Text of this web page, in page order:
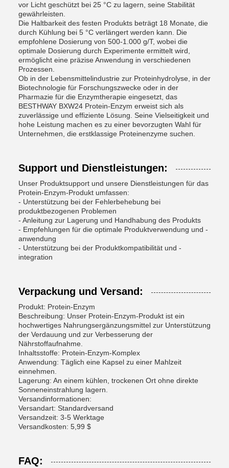
vor Licht geschützt bei 25 °C zu lagern, seine Stabilität
gewährleisten.
Die Haltbarkeit des festen Produkts beträgt 18 Monate, die
durch Kühlung bei 5 °C verlängert werden kann. Die
empfohlene Dosierung von 500-1.000 g/T, wobei die
optimale Dosierung durch Experimente ermittelt wird,
ermöglicht eine präzise Anwendung in verschiedenen
Prozessen.
Ob in der Lebensmittelindustrie zur Proteinhydrolyse, in der
Biotechnologie für Forschungszwecke oder in der
Pharmazie für die Enzymtherapie eingesetzt, das
BESTHWAY BXW24 Protein-Enzym erweist sich als
zuverlässige und effiziente Lösung. Seine Vielseitigkeit und
hohe Leistung machen es zu einer bevorzugten Wahl für
Unternehmen, die erstklassige Proteinenzyme suchen.
Support und Dienstleistungen:
Unser Produktsupport und unsere Dienstleistungen für das
Protein-Enzym-Produkt umfassen:
- Unterstützung bei der Fehlerbehebung bei
produktbezogenen Problemen
- Anleitung zur Lagerung und Handhabung des Produkts
- Empfehlungen für die optimale Produktverwendung und -
anwendung
- Unterstützung bei der Produktkompatibilität und -
integration
Verpackung und Versand:
Produkt: Protein-Enzym
Beschreibung: Unser Protein-Enzym-Produkt ist ein
hochwertiges Nahrungsergänzungsmittel zur Unterstützung
der Verdauung und zur Verbesserung der
Nährstoffaufnahme.
Inhaltsstoffe: Protein-Enzym-Komplex
Anwendung: Täglich eine Kapsel zu einer Mahlzeit
einnehmen.
Lagerung: An einem kühlen, trockenen Ort ohne direkte
Sonneneinstrahlung lagern.
Versandinformationen:
Versandart: Standardversand
Versandzeit: 3-5 Werktage
Versandkosten: 5,99 $
FAQ: